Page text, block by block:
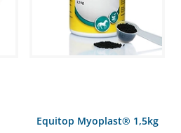
Equitop Myoplast® 1,5kg